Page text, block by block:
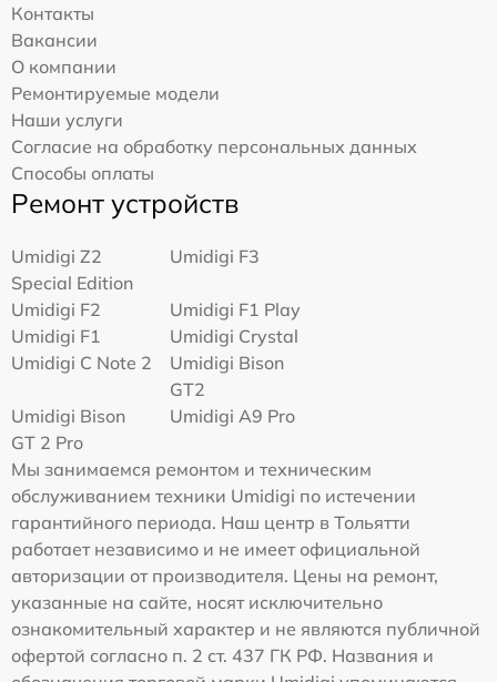
Контакты
Вакансии
О компании
Ремонтируемые модели
Наши услуги
Согласие на обработку персональных данных
Способы оплаты
Ремонт устройств
Umidigi Z2
Special Edition
Umidigi F3
Umidigi F2
Umidigi F1 Play
Umidigi F1
Umidigi Crystal
Umidigi C Note 2
Umidigi Bison
GT2
Umidigi Bison
GT 2 Pro
Umidigi A9 Pro
Мы занимаемся ремонтом и техническим
обслуживанием техники Umidigi по истечении
гарантийного периода. Наш центр в Тольятти
работает независимо и не имеет официальной
авторизации от производителя. Цены на ремонт,
указанные на сайте, носят исключительно
ознакомительный характер и не являются публичной
офертой согласно п. 2 ст. 437 ГК РФ. Названия и